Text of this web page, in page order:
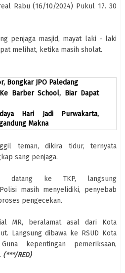
Rabu (16/10/2024) Pukul 17. 30
penjaga masjid, mayat laki - laki
melihat, ketika masih sholat.
Bongkar JPO Paledang
Barber School, Biar Dapat
Hari Jadi Purwakarta,
Makna
teman, dikira tidur, ternyata
sang penjaga.
datang ke TKP, langsung
masih menyelidiki, penyebab
pengecekan.
MR, beralamat asal dari Kota
Langsung dibawa ke RSUD Kota
kepentingan pemeriksaan,
(***/RED)